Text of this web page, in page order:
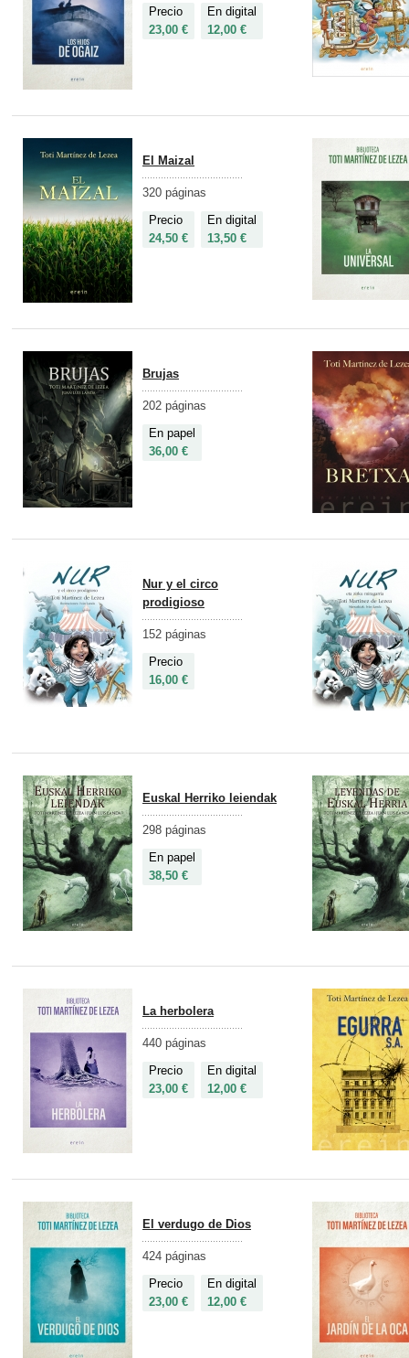
Precio
23,00 €
En digital
12,00 €
El Maizal
320 páginas
Precio
24,50 €
En digital
13,50 €
Brujas
202 páginas
En papel
36,00 €
Nur y el circo
prodigioso
152 páginas
Precio
16,00 €
Euskal Herriko leiendak
298 páginas
En papel
38,50 €
La herbolera
440 páginas
Precio
23,00 €
En digital
12,00 €
El verdugo de Dios
424 páginas
Precio
23,00 €
En digital
12,00 €